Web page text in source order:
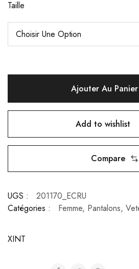
Taille
Ajouter Au Panier
Add to wishlist
Compare
UGS :
201170_ECRU
Catégories :
Femme, Pantalons,
XINT